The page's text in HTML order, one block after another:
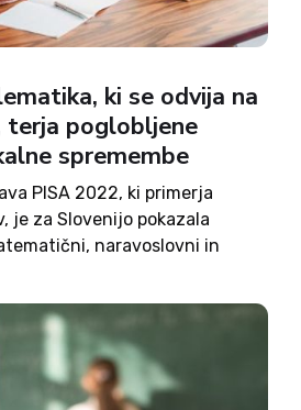
ki se odvija na
terja poglobljene
spremembe
PISA 2022, ki primerja
je za Slovenijo pokazala
naravoslovni in
se je poslabšalo
povprečni dosežek
2018je bil...